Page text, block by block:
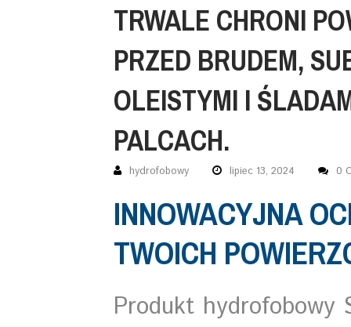
TRWALE CHRONI
PRZED BRUDEM,
OLEISTYMI I
PALCACH.
hydrofobowy lipiec 13, 2024 0
INNOWACYJNA
TWOICH
Produkt hydrofobowy